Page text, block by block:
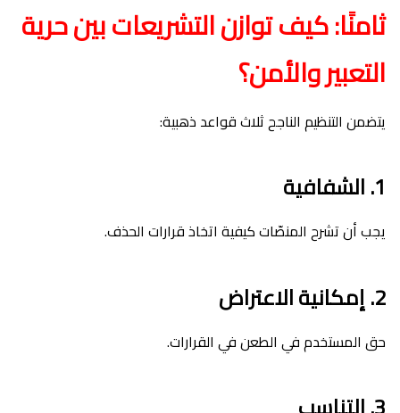
ثامنًا: كيف توازن التشريعات بين حرية
التعبير والأمن؟
يتضمن التنظيم الناجح ثلاث قواعد ذهبية:
1. الشفافية
يجب أن تشرح المنصّات كيفية اتخاذ قرارات الحذف.
2. إمكانية الاعتراض
حق المستخدم في الطعن في القرارات.